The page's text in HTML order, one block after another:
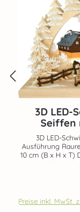
3D LED-
Seiffen
3D LED-
Ausführung
10 cm (B x H x T) Diese aufwändige Birkensperrholzarbeit
zeigt die
Schnee
RATAGS-
zur
Beleuchtung
Preise inkl. MwSt.